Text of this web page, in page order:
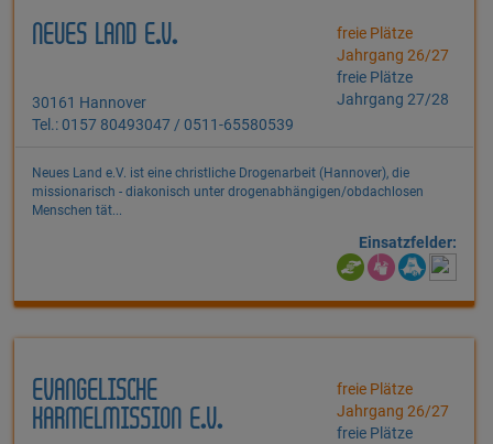
NEUES LAND E.V.
30161 Hannover
Tel.: 0157 80493047 / 0511-65580539
freie Plätze
Jahrgang 26/27
freie Plätze
Jahrgang 27/28
Neues Land e.V. ist eine christliche Drogenarbeit (Hannover), die
missionarisch - diakonisch unter drogenabhängigen/obdachlosen
Menschen tät...
Einsatzfelder:
EVANGELISCHE
KARMELMISSION E.V.
freie Plätze
Jahrgang 26/27
freie Plätze